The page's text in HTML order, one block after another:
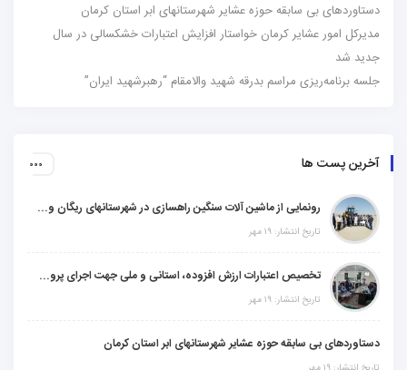
بی سابقه حوزه عشایر شهرستانهای ابر استان کرمان
امور عشایر کرمان خواستار افزایش اعتبارات خشکسالی در سال
مراسم بدرقه شهید والامقام “رهبرشهید ایران”
پست ها
رونمایی از ماشین آلات سنگین راهسازی در شهرستانهای ریگان و گنبکی
تاریخ انتشار: ۱۹ مهر
تخصیص اعتبارات ارزش افزوده، استانی و ملی جهت اجرای پروژه‌های عمرانی در شهرستان گنبکی
تاریخ انتشار: ۱۹ مهر
بی سابقه حوزه عشایر شهرستانهای ابر استان کرمان